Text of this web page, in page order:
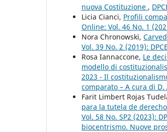
nuova Costituzione ,
Licia Cianci, Profili
Online: Vol. 46 No. 1
Nora Chronowski,
Vol. 39 No. 2 (2019):
Rosa Iannaccone, Le
modello di
2023 - Il
comparato – A cura di
Farit Limbert Rojas
para la tutela de
Vol. 58 No. SP2 (2023):
biocentrismo. Nuove